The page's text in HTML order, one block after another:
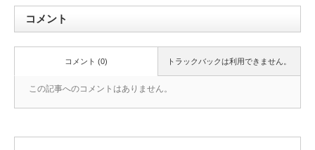
コメント
トラックバックは利用できません。
コメント (0)
この記事へのコメントはありません。